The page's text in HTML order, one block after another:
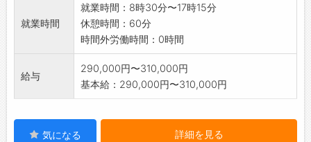
就業時間
就業時間：8時30分〜17時15分
休憩時間：60分
時間外労働時間：0時間
給与
290,000円〜310,000円
基本給：290,000円〜310,000円
気になる 詳細を見る